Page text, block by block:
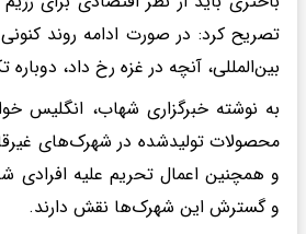
تصریح کرد: در صورت ادامه روند
بین‌المللی، آنچه در غزه رخ داد،
به نوشته خبرگزاری شهاب، انگلیس
محصولات تولیدشده در شهرک‌های
و همچنین اعمال تحریم علیه
و گسترش این شهرک‌ها نقش دارند.